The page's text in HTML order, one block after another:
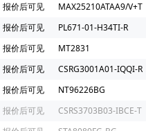
报价后可见
MAX25210ATAA9/V+T
报价后可见
PL671-01-H34TI-R
报价后可见
MT2831
报价后可见
CSRG3001A01-IQQI-R
报价后可见
NT96226BG
报价后可见
CSRS3703B03-IBCE-T